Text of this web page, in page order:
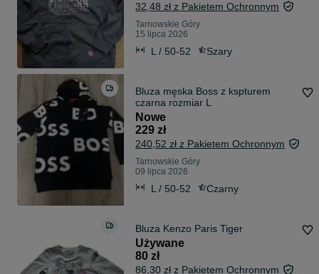
32,48 zł z Pakietem Ochronnym
Tarnowskie Góry
15 lipca 2026
L / 50-52 Szary
Bluza męska Boss z kspturem
czarna rozmiar L
Nowe
229 zł
240,52 zł z Pakietem Ochronnym
Tarnowskie Góry
09 lipca 2026
L / 50-52 Czarny
Bluza Kenzo Paris Tiger
Używane
80 zł
86,30 zł z Pakietem Ochronnym